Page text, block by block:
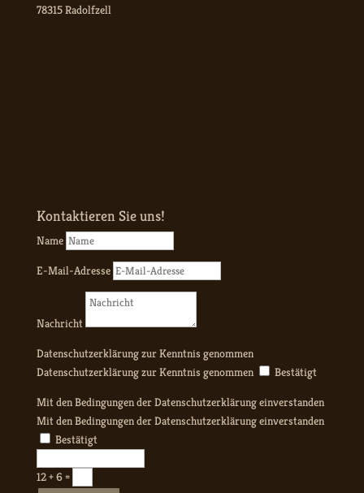
78315 Radolfzell
Kontaktieren Sie uns!
Name
E-Mail-Adresse
Nachricht
Datenschutzerklärung zur Kenntnis genommen
Datenschutzerklärung zur Kenntnis genommen
Bestätigt
Mit den Bedingungen der Datenschutzerklärung einverstanden
Mit den Bedingungen der Datenschutzerklärung einverstanden
Bestätigt
12 + 6=